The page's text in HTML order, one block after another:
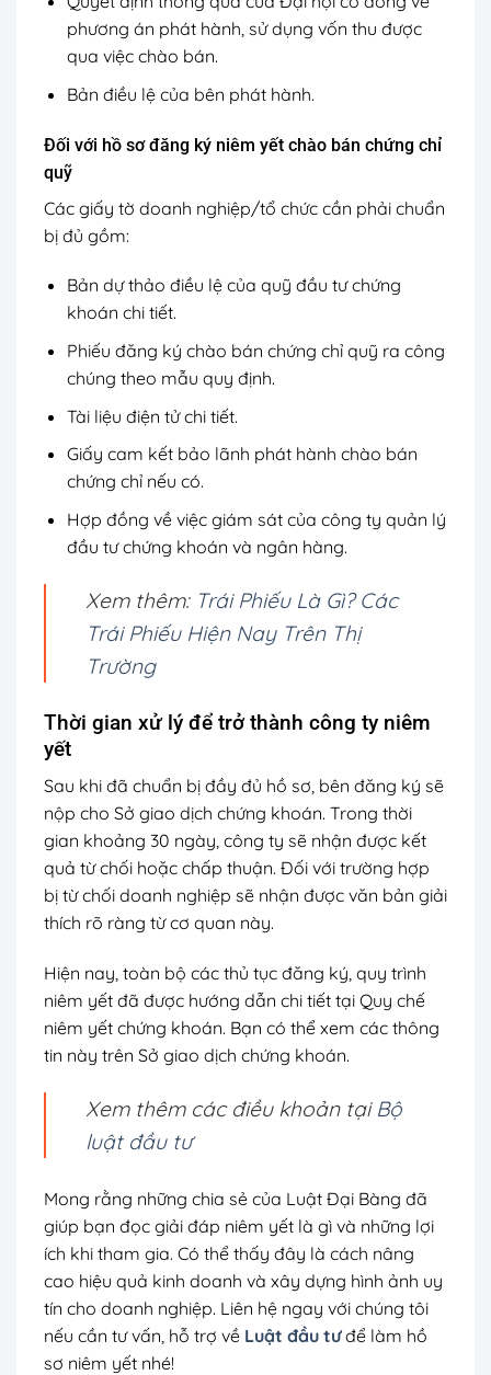
phương án phát hành, sử dụng vốn thu được
qua việc chào bán.
Bản điều lệ của bên phát hành.
Đối với hồ sơ đăng ký niêm yết chào bán chứng chỉ
quỹ
Các giấy tờ doanh nghiệp/tổ chức cần phải chuẩn
bị đủ gồm:
Bản dự thảo điều lệ của quỹ đầu tư chứng
khoán chi tiết.
Phiếu đăng ký chào bán chứng chỉ quỹ ra công
chúng theo mẫu quy định.
Tài liệu điện tử chi tiết.
Giấy cam kết bảo lãnh phát hành chào bán
chứng chỉ nếu có.
Hợp đồng về việc giám sát của công ty quản lý
đầu tư chứng khoán và ngân hàng.
Xem thêm: Trái Phiếu Là Gì? Các
Trái Phiếu Hiện Nay Trên Thị
Trường
Thời gian xử lý để trở thành công ty niêm
yết
Sau khi đã chuẩn bị đầy đủ hồ sơ, bên đăng ký sẽ
nộp cho Sở giao dịch chứng khoán. Trong thời
gian khoảng 30 ngày, công ty sẽ nhận được kết
quả từ chối hoặc chấp thuận. Đối với trường hợp
bị từ chối doanh nghiệp sẽ nhận được văn bản giải
thích rõ ràng từ cơ quan này.
Hiện nay, toàn bộ các thủ tục đăng ký, quy trình
niêm yết đã được hướng dẫn chi tiết tại Quy chế
niêm yết chứng khoán. Bạn có thể xem các thông
tin này trên Sở giao dịch chứng khoán.
Xem thêm các điều khoản tại Bộ
luật đầu tư
Mong rằng những chia sẻ của Luật Đại Bàng đã
giúp bạn đọc giải đáp niêm yết là gì và những lợi
ích khi tham gia. Có thể thấy đây là cách nâng
cao hiệu quả kinh doanh và xây dựng hình ảnh uy
tín cho doanh nghiệp. Liên hệ ngay với chúng tôi
nếu cần tư vấn, hỗ trợ về Luật đầu tưđể làm hồ
sơ niêm yết nhé!